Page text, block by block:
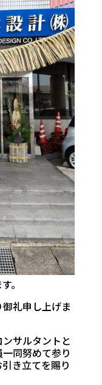
。
礼申し上げま
サルタントと
同努めて参り
き立てを賜り